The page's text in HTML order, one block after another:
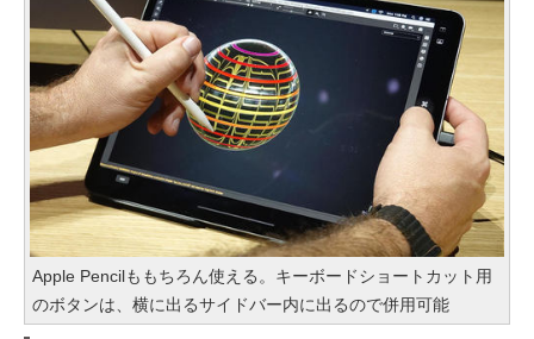
Apple Pencilももちろん使える。キーボードショートカット用
のボタンは、横に出るサイドバー内に出るので併用可能